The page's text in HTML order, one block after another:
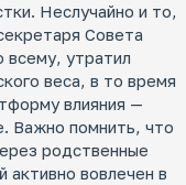
Неслучайно и то,
Совета
всему, утратил
веса, в то время
влияния —
Важно помнить, что
родственные
вовлечен в